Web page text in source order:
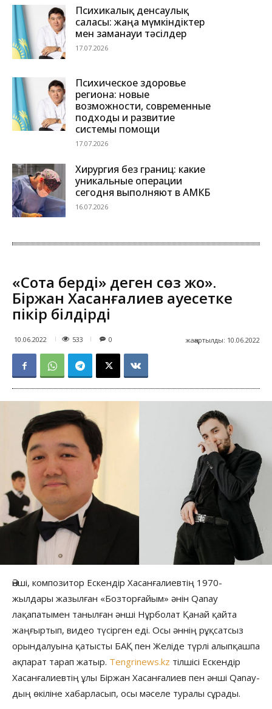
Психикалық денсаулық
саласы: жаңа мүмкіндіктер
мен заманауи тәсілдер
17.07.2026
Психическое здоровье
региона: новые
возможности, современные
подходы и развитие
системы помощи
17.07.2026
Хирургия без границ: какие
уникальные операции
сегодня выполняют в АМКБ
16.07.2026